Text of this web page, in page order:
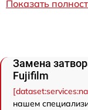
Показать
Замена
Fujifilm
нашем